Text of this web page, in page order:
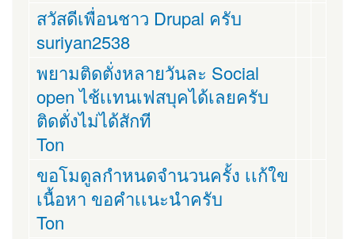
สวัสดีเพื่อนชาว Drupal ครับ
suriyan2538
พยามติดตั่งหลายวันละ Social
open ไช้เเทนเฟสบุคได้เลยครับ
ติดตั่งไม่ได้สักที
Ton
ขอโมดูลกำหนดจำนวนครั้ง เเก้ใข
เนื้อหา ขอคำเเนะนำครับ
Ton